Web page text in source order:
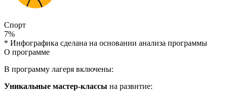
Спорт
7%
* Инфографика сделана на основании анализа программы
О программе
В программу лагеря включены:
Уникальные мастер-классы на развитие: